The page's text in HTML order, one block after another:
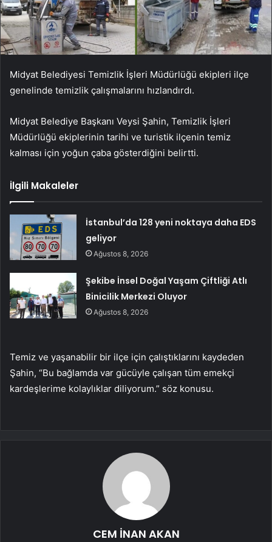
Midyat Belediyesi Temizlik İşleri Müdürlüğü ekipleri ilçe
genelinde temizlik çalışmalarını hızlandırdı.
Midyat Belediye Başkanı Veysi Şahin, Temizlik İşleri
Müdürlüğü ekiplerinin tarihi ve turistik ilçenin temiz
kalması için yoğun çaba gösterdiğini belirtti.
İlgili Makaleler
İstanbul’da 128 yeni noktaya daha EDS
geliyor
Ağustos 8, 2026
Şekibe İnsel Doğal Yaşam Çiftliği Atlı
Binicilik Merkezi Oluyor
Ağustos 8, 2026
Temiz ve yaşanabilir bir ilçe için çalıştıklarını kaydeden
Şahin, “Bu bağlamda var gücüyle çalışan tüm emekçi
kardeşlerime kolaylıklar diliyorum.” söz konusu.
CEM İNAN AKAN